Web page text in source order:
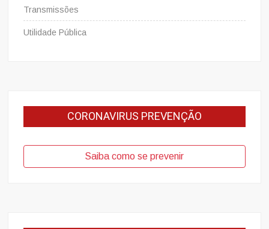
Transmissões
Utilidade Pública
CORONAVIRUS PREVENÇÃO
Saiba como se prevenir